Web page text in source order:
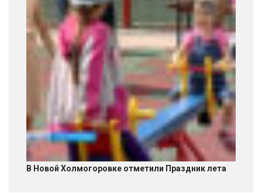
В Новой Холмогоровке отметили Праздник лета